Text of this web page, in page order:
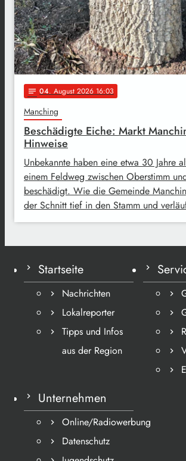
notes 04. August 2026 16:03
Manching
Beschädigte Eiche: Markt
Hinweise
Unbekannte haben eine etwa 30 Jahre
einem Feldweg zwischen Oberstimm
beschädigt. Wie die Gemeinde
der Schnitt tief in den Stamm und
Startseite
Nachrichten
Lokalreporter
Tipps und Infos
aus der Region
Unternehmen
Online/Radiowerbung
Datenschutz